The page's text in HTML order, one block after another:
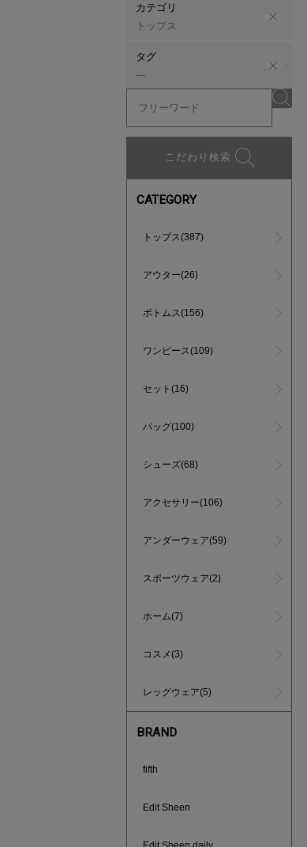
カテゴリ
トップス
タグ
---
こだわり検索
CATEGORY
トップス(387)
アウター(26)
ボトムス(156)
ワンピース(109)
セット(16)
バッグ(100)
シューズ(68)
アクセサリー(106)
アンダーウェア(59)
スポーツウェア(2)
ホーム(7)
コスメ(3)
レッグウェア(5)
BRAND
fifth
Edit Sheen